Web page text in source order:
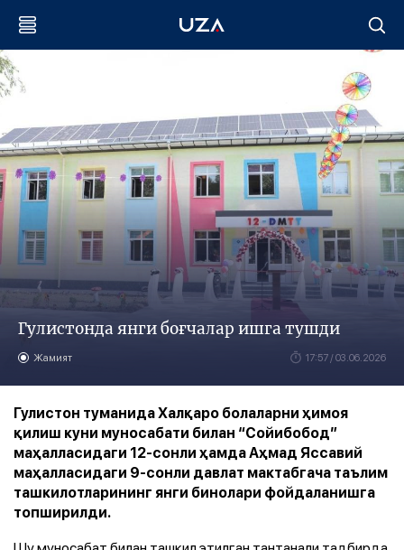
Гулистонда янги боғчалар ишга тушди
Жамият 17:57 / 03.06.2026
Гулистон туманида Халқаро болаларни ҳимоя
қилиш куни муносабати билан “Сойибобод”
маҳалласидаги 12-сонли ҳамда Аҳмад Яссавий
маҳалласидаги 9-сонли давлат мактабгача таълим
ташкилотларининг янги бинолари фойдаланишга
топширилди.